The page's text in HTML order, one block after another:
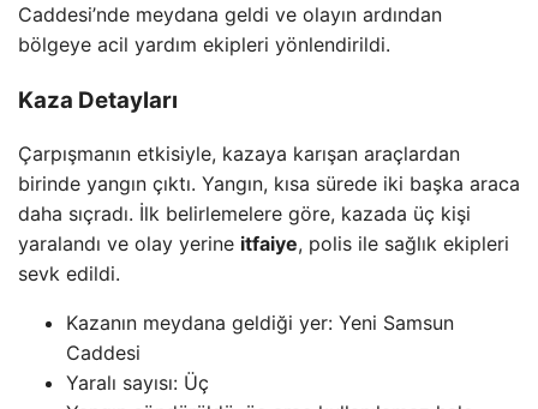
Caddesi’nde meydana geldi ve olayın ardından
bölgeye acil yardım ekipleri yönlendirildi.
Kaza Detayları
Çarpışmanın etkisiyle, kazaya karışan araçlardan
birinde yangın çıktı. Yangın, kısa sürede iki başka araca
daha sıçradı. İlk belirlemelere göre, kazada üç kişi
yaralandı ve olay yerine itfaiye, polis ile sağlık ekipleri
sevk edildi.
Kazanın meydana geldiği yer: Yeni Samsun
Caddesi
Yaralı sayısı: Üç